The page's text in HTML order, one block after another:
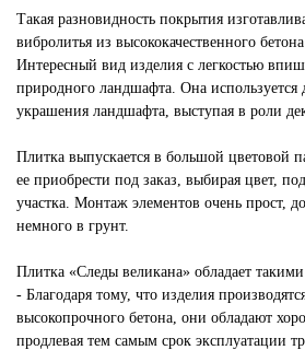
Такая разновидность покрытия
вибролитья из высококачественного
Интересный вид изделия с легкостью
природного ландшафта. Она
украшения ландшафта, выступая в роли
Плитка выпускается в большой цветовой
ее приобрести под заказ, выбирая цвет,
участка. Монтаж элементов очень прост,
немного в грунт.
Плитка «Следы великана» обладает
- Благодаря тому, что изделия
высокопрочного бетона, они обладают
продлевая тем самым срок эксплуатации